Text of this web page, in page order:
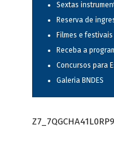
Sextas
Reserva de
Filmes e
Receba a
Concursos para
Galeria BNDES